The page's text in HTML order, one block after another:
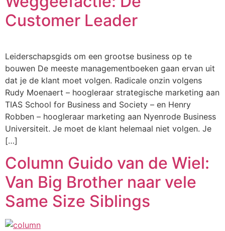
Customer Leader
Leiderschapsgids om een grootse business op te
bouwen De meeste managementboeken gaan ervan uit
dat je de klant moet volgen. Radicale onzin volgens
Rudy Moenaert – hoogleraar strategische marketing aan
TIAS School for Business and Society – en Henry
Robben – hoogleraar marketing aan Nyenrode Business
Universiteit. Je moet de klant helemaal niet volgen. Je
[…]
Column Guido van de Wiel:
Van Big Brother naar vele
Same Size Siblings